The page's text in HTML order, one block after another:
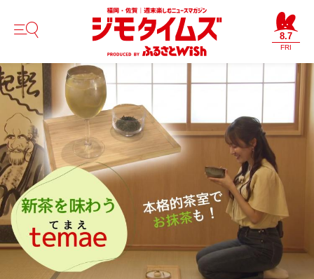
8.7
FRI